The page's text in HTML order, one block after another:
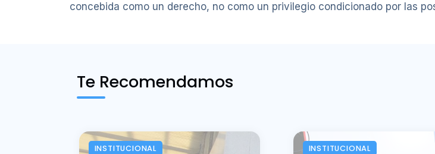
concebida como un derecho, no como un privilegio condicionado por las
Te Recomendamos
INSTITUCIONAL INSTITUCIONAL